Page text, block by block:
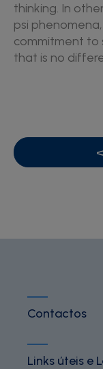
thinking. In
psi
commitment to
that is no
Contactos
Links úteis e